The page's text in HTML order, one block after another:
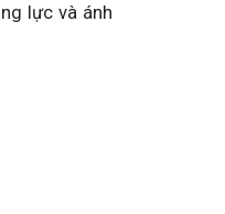
lực và ánh